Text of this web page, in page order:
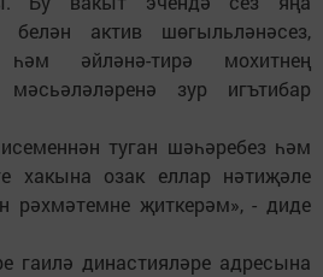
белән актив шөгыльләнәсез,
һәм әйләнә-тирә мохитнең
зур игътибар
туган шәһәребез һәм
хакына озак еллар нәтиҗәле
рәхмәтемне җиткерәм», - диде
гаилә династияләре адресына